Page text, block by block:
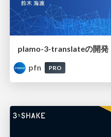
plamo-3-translateの開発
pfn
PRO